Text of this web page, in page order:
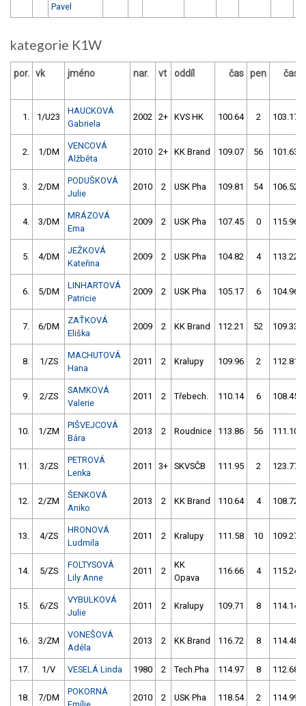
Pavel
kategorie K1W
por. vk jméno nar. vt oddíl čas pen čas
1. 1/U23
HAUCKOVÁ
Gabriela
2002 2+ KVS HK 100.64 2 103.17
2. 1/DM
VENCOVÁ
Alžběta
2010 2+ KK Brand 109.07 56 101.63
3. 2/DM
PODUŠKOVÁ
Julie
2010 2 USK Pha 109.81 54 106.52
4. 3/DM
MRÁZOVÁ
Ema
2009 2 USK Pha 107.45 0 115.96
5. 4/DM
JEŽKOVÁ
Kateřina
2009 2 USK Pha 104.82 4 113.22
6. 5/DM
LINHARTOVÁ
Patricie
2009 2 USK Pha 105.17 6 104.96
7. 6/DM
ZAŤKOVÁ
Eliška
2009 2 KK Brand 112.21 52 109.33
8. 1/ZS
MACHUTOVÁ
Hana
2011 2 Kralupy 109.96 2 112.81
9. 2/ZS
SAMKOVÁ
Valerie
2011 2 Třebech. 110.14 6 108.45
10. 1/ZM
PIŠVEJCOVÁ
Bára
2013 2 Roudnice 113.86 56 111.10
11. 3/ZS
PETROVÁ
Lenka
2011 3+ SKVSČB 111.95 2 123.77
12. 2/ZM
ŠENKOVÁ
Aniko
2013 2 KK Brand 110.64 4 108.72
13. 4/ZS
HRONOVÁ
Ludmila
2011 2 Kralupy 111.58 10 109.27
14. 5/ZS
FOLTYSOVÁ
Lily Anne
2011 2
KK
Opava
116.66 4 115.24
15. 6/ZS
VYBULKOVÁ
Julie
2011 2 Kralupy 109.71 8 114.14
16. 3/ZM
VONEŠOVÁ
Adéla
2013 2 KK Brand 116.72 8 114.48
17. 1/V VESELÁ Linda 1980 2 Tech.Pha 114.97 8 112.68
18. 7/DM
POKORNÁ
2010 2 USK Pha 118.54 2 114.99